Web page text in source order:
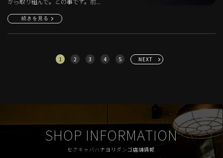
続きを見る
1 2 3 4 5 NEXT
SHOP INFORMATION
セクキャバハナヨリダンゴ店舗情報